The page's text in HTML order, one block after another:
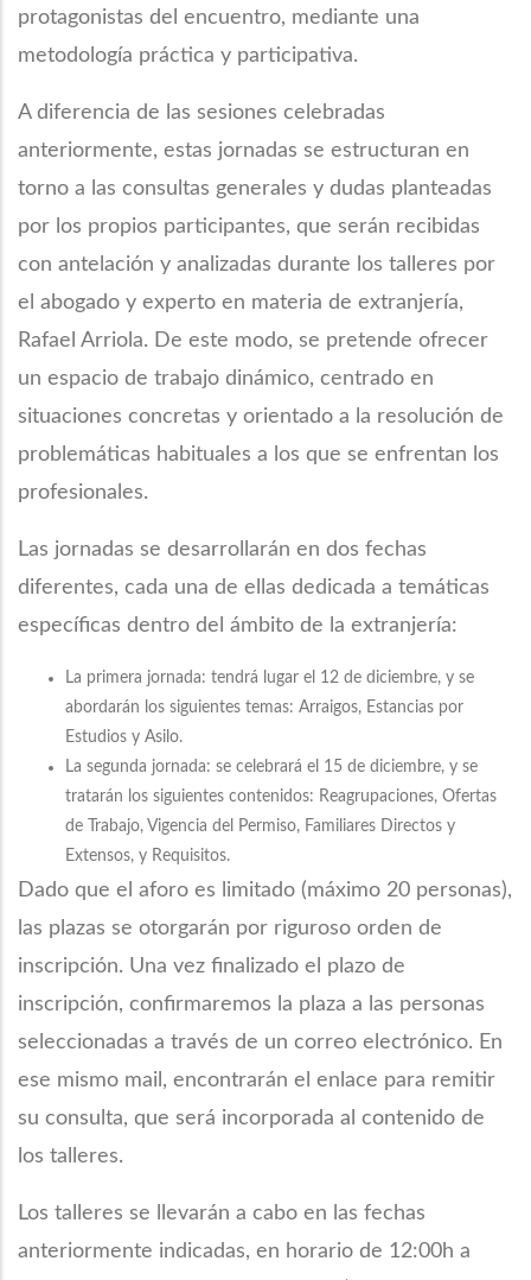
protagonistas del encuentro, mediante una
metodología práctica y participativa.
A diferencia de las sesiones celebradas
anteriormente, estas jornadas se estructuran en
torno a las consultas generales y dudas planteadas
por los propios participantes, que serán recibidas
con antelación y analizadas durante los talleres por
el abogado y experto en materia de extranjería,
Rafael Arriola. De este modo, se pretende ofrecer
un espacio de trabajo dinámico, centrado en
situaciones concretas y orientado a la resolución de
problemáticas habituales a los que se enfrentan los
profesionales.
Las jornadas se desarrollarán en dos fechas
diferentes, cada una de ellas dedicada a temáticas
específicas dentro del ámbito de la extranjería:
La primera jornada: tendrá lugar el 12 de diciembre, y se
abordarán los siguientes temas: Arraigos, Estancias por
Estudios y Asilo.
La segunda jornada: se celebrará el 15 de diciembre, y se
tratarán los siguientes contenidos: Reagrupaciones, Ofertas
de Trabajo, Vigencia del Permiso, Familiares Directos y
Extensos, y Requisitos.
Dado que el aforo es limitado (máximo 20 personas),
las plazas se otorgarán por riguroso orden de
inscripción. Una vez finalizado el plazo de
inscripción, confirmaremos la plaza a las personas
seleccionadas a través de un correo electrónico. En
ese mismo mail, encontrarán el enlace para remitir
su consulta, que será incorporada al contenido de
los talleres.
Los talleres se llevarán a cabo en las fechas
anteriormente indicadas, en horario de 12:00h a